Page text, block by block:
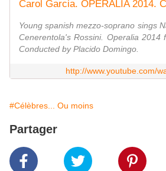
Young spanish mezzo-soprano sings
Cenerentola's Rossini. Operalia 2014
Conducted by Placido Domingo.
http://www.youtube.com/
#Célèbres... Ou moins
Partager